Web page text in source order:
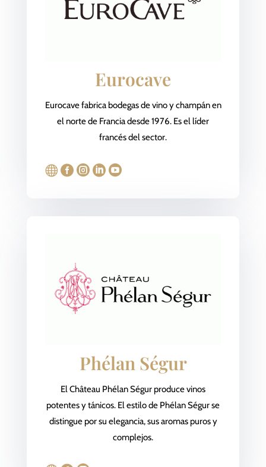
Eurocave
Eurocave fabrica bodegas de vino y champán en
el norte de Francia desde 1976. Es el líder
francés del sector.
    
Phélan Ségur
El Château Phélan Ségur produce vinos
potentes y tánicos. El estilo de Phélan Ségur se
distingue por su elegancia, sus aromas puros y
complejos.